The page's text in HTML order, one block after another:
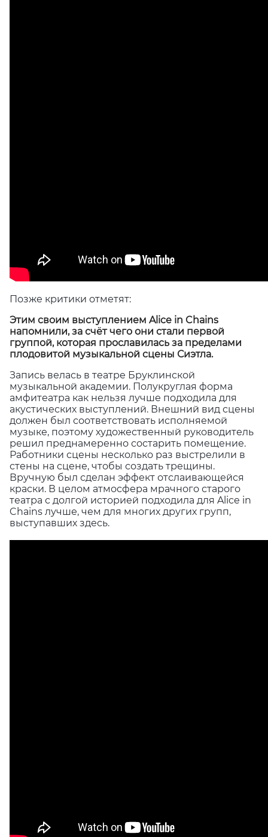
Позже критики отметят:
Этим своим выступлением Alice in Chains
напомнили, за счёт чего они стали первой
группой, которая прославилась за пределами
плодовитой музыкальной сцены Сиэтла.
Запись велась в театре Бруклинской
музыкальной академии. Полукруглая форма
амфитеатра как нельзя лучше подходила для
акустических выступлений. Внешний вид сцены
должен был соответствовать исполняемой
музыке, поэтому художественный руководитель
решил преднамеренно состарить помещение.
Работники сцены несколько раз выстрелили в
стены на сцене, чтобы создать трещины.
Вручную был сделан эффект отслаивающейся
краски. В целом атмосфера мрачного старого
театра с долгой историей подходила для Alice in
Chains лучше, чем для многих других групп,
выступавших здесь.